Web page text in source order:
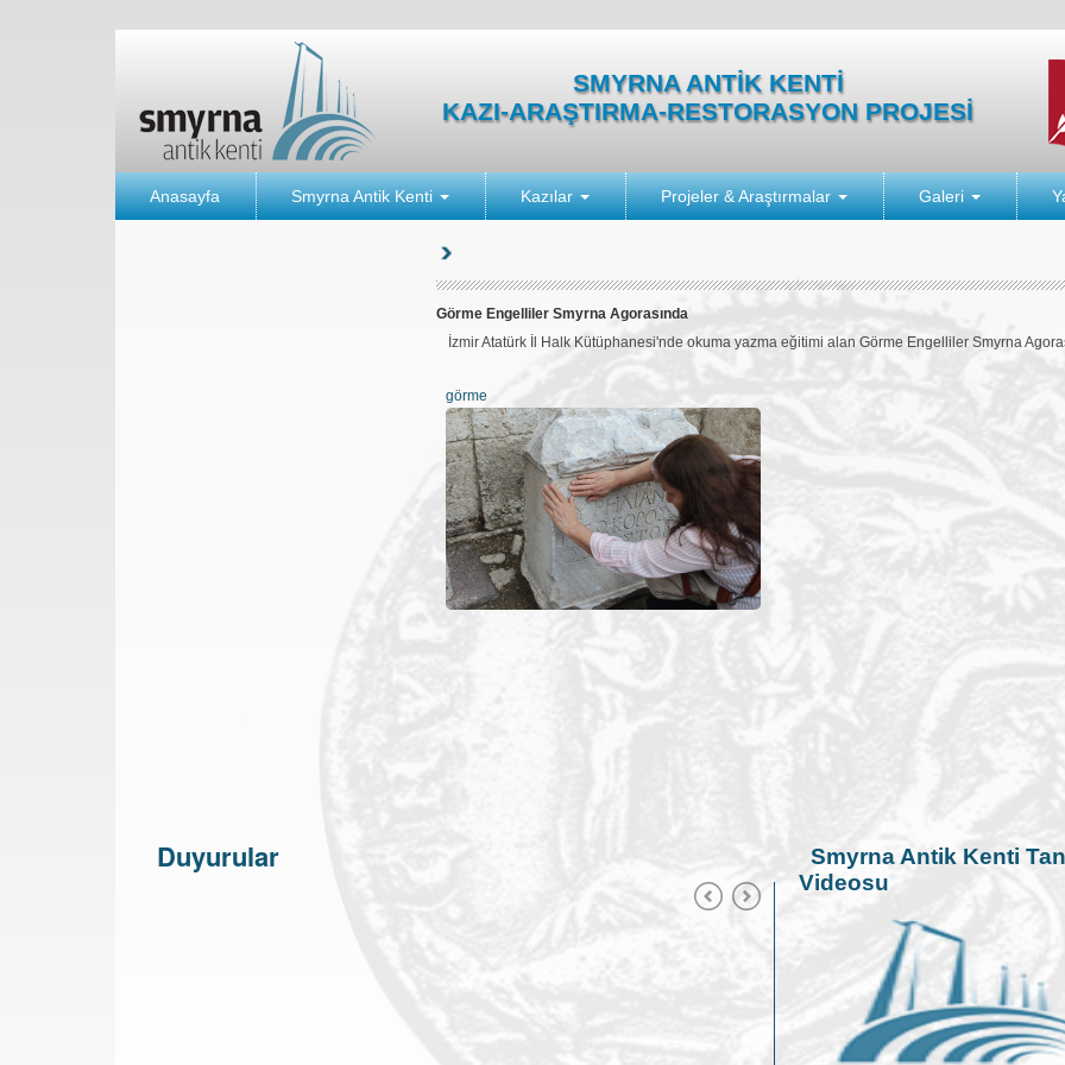
SMYRNA ANTİK KENTİ
KAZI-ARAŞTIRMA-RESTORASYON PROJESİ
Anasayfa Smyrna Antik Kenti Kazılar Projeler & Araştırmalar Galeri
Görme Engelliler Smyrna Agorasında
İzmir Atatürk İl Halk Kütüphanesi'nde okuma yazma eğitimi alan Görme Engelliler Smyrna
görme
Duyurular
Smyrna Antik Kenti
Videosu